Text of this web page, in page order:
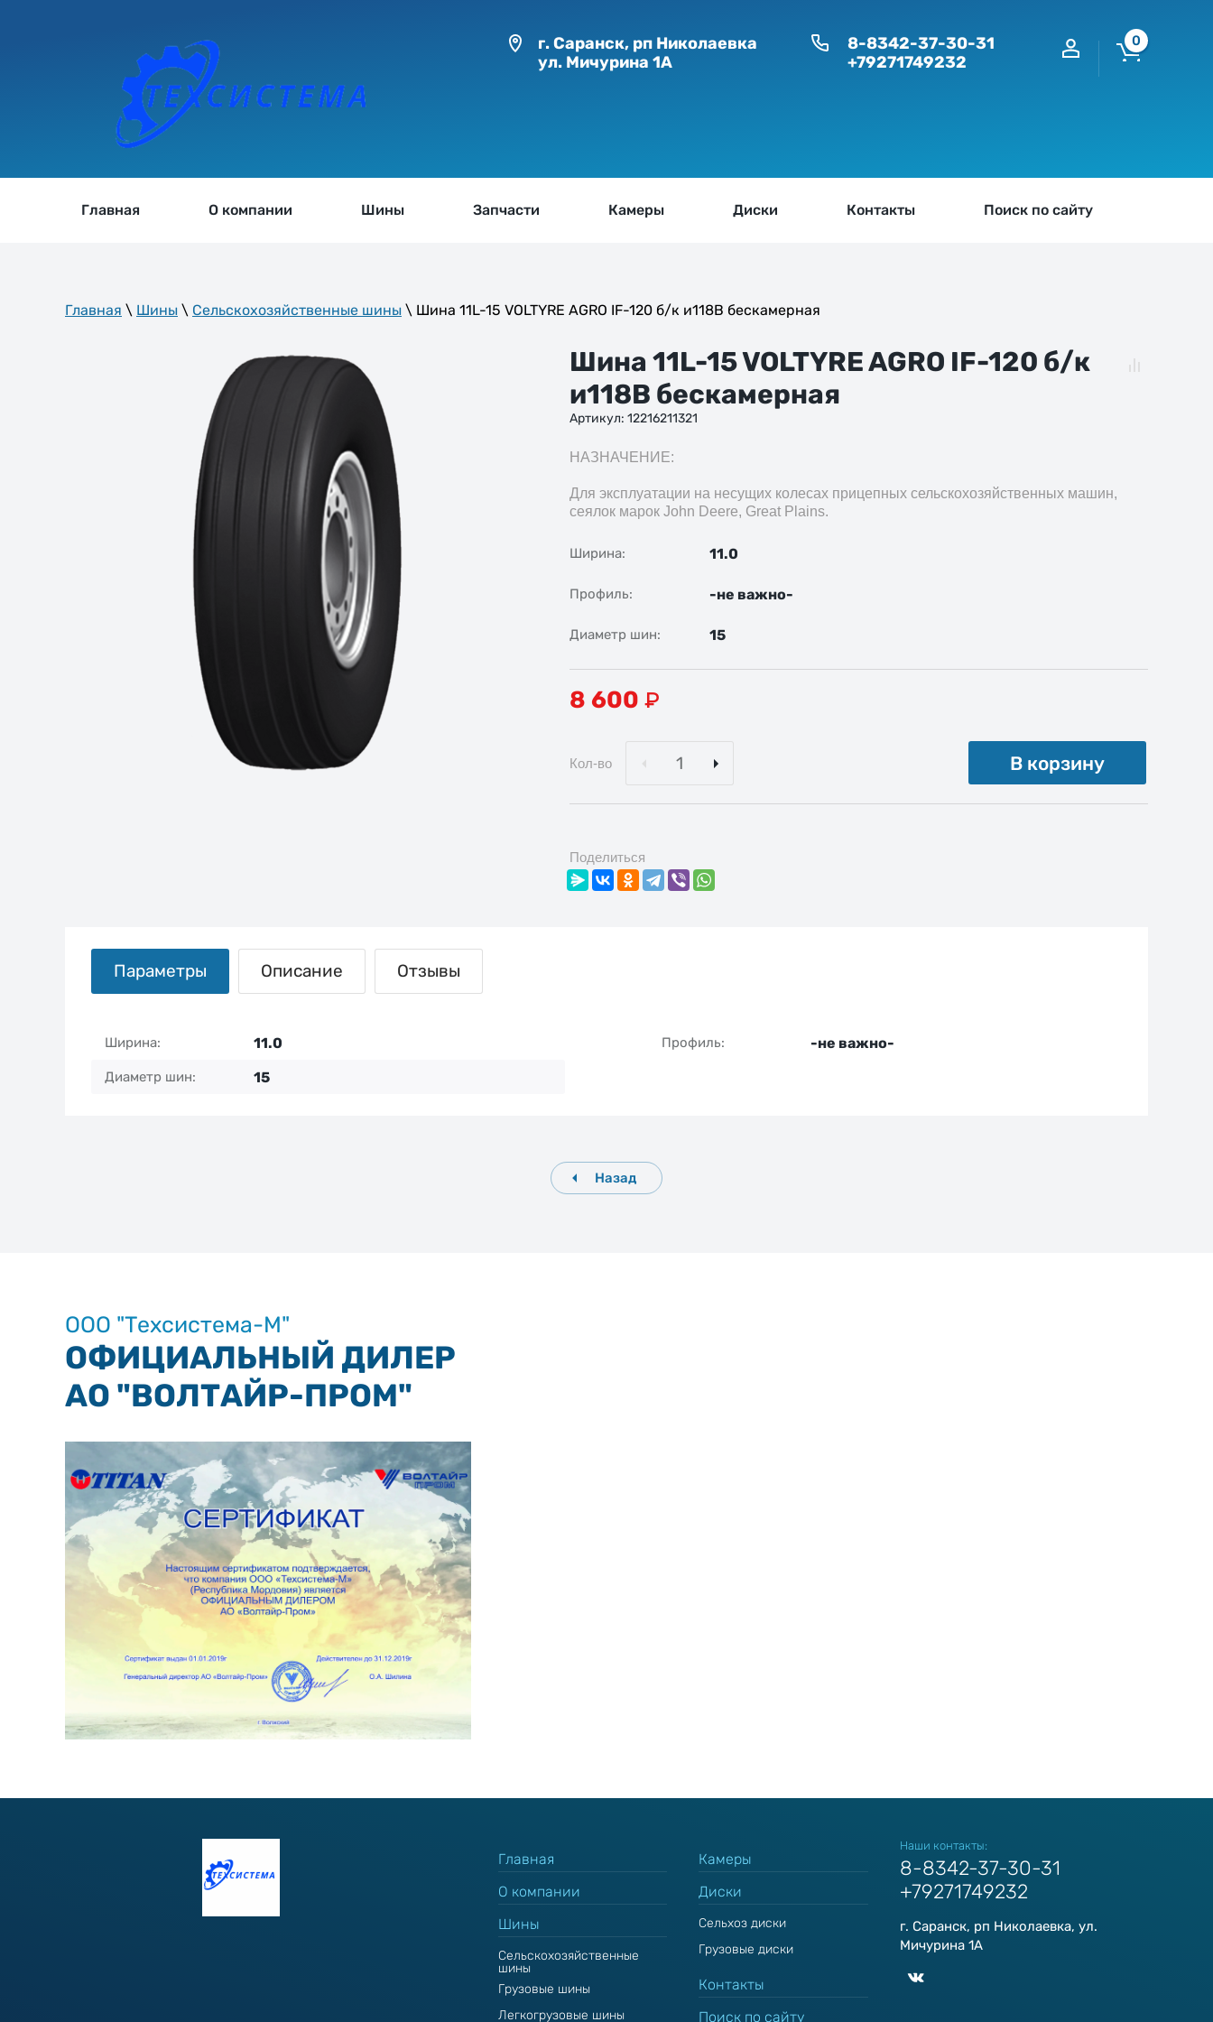
г. Саранск, рп Николаевка
ул. Мичурина 1А
8-8342-37-30-31
+79271749232
0
Главная О компании Шины Запчасти Камеры Диски Контакты Поиск по сайту
Главная \ Шины \ Сельскохозяйственные шины \ Шина 11L-15 VOLTYRE AGRO IF-120 б/к и118В бескамерная
Шина 11L-15 VOLTYRE AGRO IF-120 б/к
и118В бескамерная
Артикул: 12216211321
НАЗНАЧЕНИЕ:
Для эксплуатации на несущих колесах прицепных сельскохозяйственных машин,
сеялок марок John Deere, Great Plains.
Ширина 11.0
Профиль -не важно-
Диаметр шин 15
8 600 ₽
Кол-во В корзину
Поделиться
Параметры Описание Отзывы
Ширина 11.0 Профиль -не важно-
Диаметр шин 15
Назад
ООО "Техсистема-М"
ОФИЦИАЛЬНЫЙ ДИЛЕР
АО "ВОЛТАЙР-ПРОМ"
Главная
О компании
Шины
Сельскохозяйственные
шины
Грузовые шины
Легкогрузовые шины
Камеры
Диски
Сельхоз диски
Грузовые диски
Контакты
Поиск по сайту
Наши контакты:
8-8342-37-30-31
+79271749232
г. Саранск, рп Николаевка, ул.
Мичурина 1А